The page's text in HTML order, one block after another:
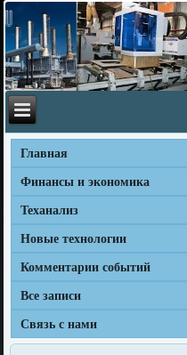
Главная
Финансы и экономика
Теханализ
Новые технологии
Комментарии событий
Все записи
Связь с нами